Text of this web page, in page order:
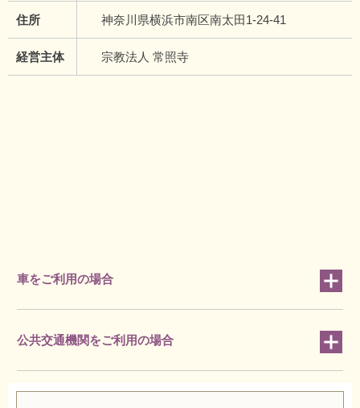
住所 神奈川県横浜市南区南太田1-24-41
経営主体 宗教法人 常照寺
車をご利用の場合
公共交通機関をご利用の場合